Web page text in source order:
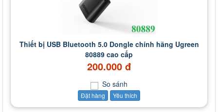
Thiết bị USB Bluetooth 5.0 Dongle chính hãng Ugreen
80889 cao cấp
200.000 đ
So sánh
Đặt hàng Yêu thích